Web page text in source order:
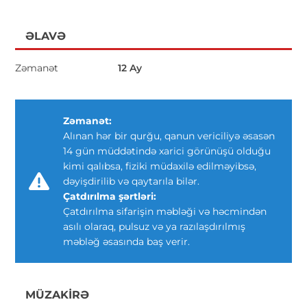
ƏLAVƏ
Zəmanət 12 Ay
Zəmanət:
Alınan hər bir qurğu, qanun vericiliyə əsasən
14 gün müddətində xarici görünüşü olduğu
kimi qalıbsa, fiziki müdaxilə edilməyibsə,
dəyişdirilib və qaytarıla bilər.
Çatdırılma şərtləri:
Çatdırılma sifarişin məbləği və həcmindən
asılı olaraq, pulsuz və ya razılaşdırılmış
məbləğ əsasında baş verir.
MÜZAKIRƏ